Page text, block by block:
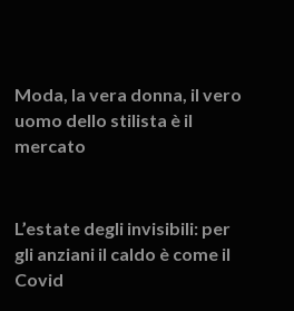
Moda, la vera donna, il vero
uomo dello stilista è il
mercato
L’estate degli invisibili: per
gli anziani il caldo è come il
Covid